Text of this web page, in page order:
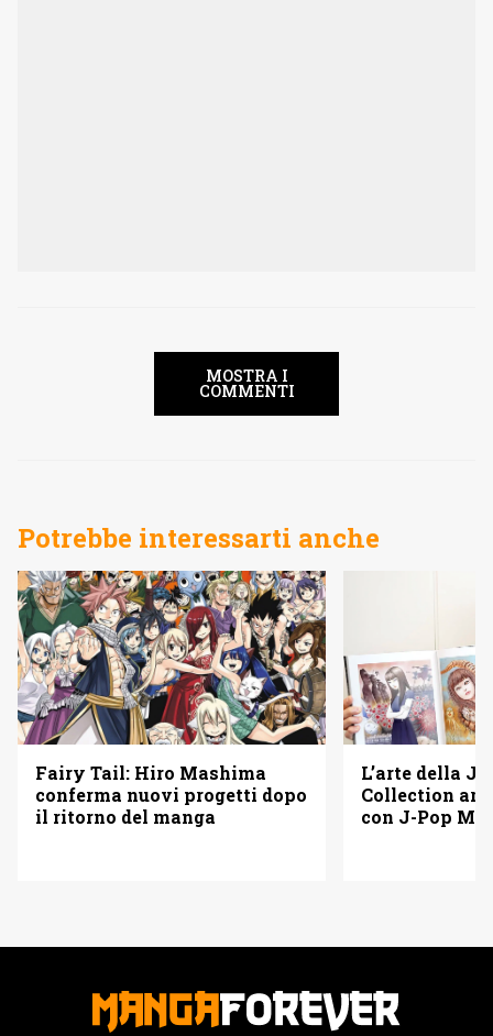
MOSTRA I
COMMENTI
Potrebbe interessarti anche
Fairy Tail: Hiro Mashima
conferma nuovi progetti dopo
il ritorno del manga
L’arte della
Collection
con J-Pop